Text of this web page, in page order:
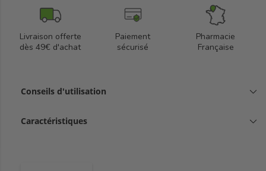
Livraison offerte
dès 49€ d'achat
Paiement
sécurisé
Pharmacie
Française
Conseils d'utilisation
Caractéristiques